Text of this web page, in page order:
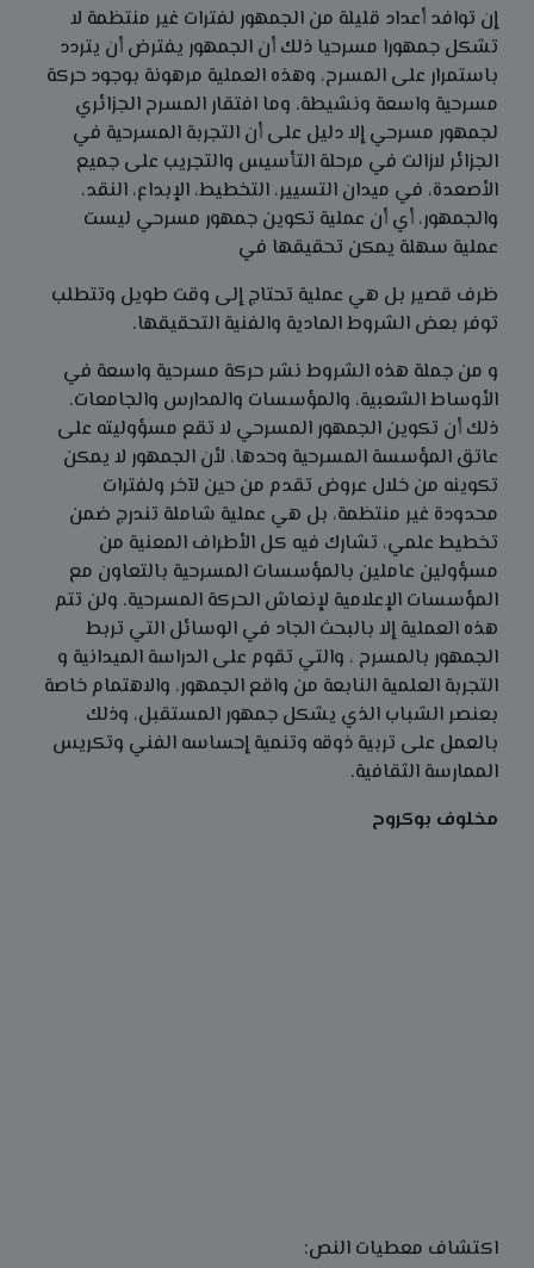
إن توافد أعداد قليلة من الجمهور لفترات غير منتظمة لا
تشكل جمهورا مسرحيا ذلك أن الجمهور يفترض أن يتردد
باستمرار على المسرح، وهذه العملية مرهونة بوجود حركة
مسرحية واسعة ونشيطة. وما افتقار المسرح الجزائري
لجمهور مسرحي إلا دليل على أن التجربة المسرحية في
الجزائر لازالت في مرحلة التأسيس والتجريب على جميع
الأصعدة، في ميدان التسيير، التخطيط، الإبداع، النقد،
والجمهور، أي أن عملية تكوين جمهور مسرحي ليست
عملية سهلة يمكن تحقيقها في
ظرف قصير بل هي عملية تحتاج إلى وقت طويل وتتطلب
توفر بعض الشروط المادية والفنية التحقيقها.
و من جملة هذه الشروط نشر حركة مسرحية واسعة في
الأوساط الشعبية، والمؤسسات والمدارس والجامعات.
ذلك أن تكوين الجمهور المسرحي لا تقع مسؤوليته على
عاتق المؤسسة المسرحية وحدها، لأن الجمهور لا يمكن
تكوينه من خلال عروض تقدم من حين لآخر ولفترات
محدودة غير منتظمة، بل هي عملية شاملة تندرج ضمن
تخطيط علمي، تشارك فيه كل الأطراف المعنية من
مسؤولين عاملين بالمؤسسات المسرحية بالتعاون مع
المؤسسات الإعلامية لإنعاش الحركة المسرحية. ولن تتم
هذه العملية إلا بالبحث الجاد في الوسائل التي تربط
الجمهور بالمسرح ، والتي تقوم على الدراسة الميدانية و
التجربة العلمية النابعة من واقع الجمهور، والاهتمام خاصة
بعنصر الشباب الذي يشكل جمهور المستقبل، وذلك
بالعمل على تربية ذوقه وتنمية إحساسه الفني وتكريس
الممارسة الثقافية.
مخلوف بوكروح
اكتشاف معطيات النص: